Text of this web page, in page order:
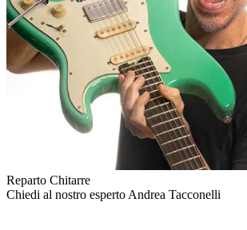
Reparto Chitarre
Chiedi al nostro espertoAndrea Tacconelli